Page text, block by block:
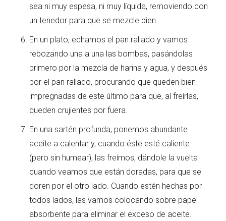
sea ni muy espesa, ni muy líquida, removiendo con
un tenedor para que se mezcle bien.
En un plato, echamos el pan rallado y vamos
rebozando una a una las bombas, pasándolas
primero por la mezcla de harina y agua, y después
por el pan rallado, procurando que queden bien
impregnadas de este último para que, al freírlas,
queden crujientes por fuera.
En una sartén profunda, ponemos abundante
aceite a calentar y, cuando éste esté caliente
(pero sin humear), las freímos, dándole la vuelta
cuando veamos que están doradas, para que se
doren por el otro lado. Cuando estén hechas por
todos lados, las vamos colocando sobre papel
absorbente para eliminar el exceso de aceite.